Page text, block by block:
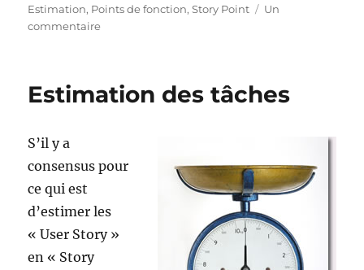
le
Estimation, Points de fonction,Story Point
Un
commentairesur
ou
Estimation des tâches
S’il y a
consensus pour
ce qui est
d’estimer les
« User Story »
en « Story